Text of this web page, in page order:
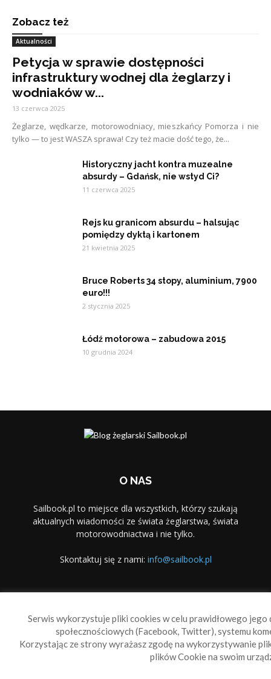
Zobacz też
Aktualności
Petycja w sprawie dostępności
infrastruktury wodnej dla żeglarzy i
wodniaków w...
13 czerwca 2025
Żeglarze, wędkarze, motorowodniacy, mieszkańcy Pomorza i nie
tylko — to jest WASZA sprawa! Czy też macie dość tego, że...
Historyczny jacht kontra muzealne
absurdy – Gdańsk, nie wstyd Ci?
11 czerwca 2025
Rejs ku granicom absurdu – halsując
pomiędzy dyktą i kartonem
21 kwietnia 2025
Bruce Roberts 34 stopy, aluminium, 7900
euro!!!
2 stycznia 2025
Łódź motorowa – zabudowa 2015
10 grudnia 2024
O NAS
Sailbook.pl to miejsce dla wszystkich, którzy szukają
aktualnych wiadomości ze świata żeglarstwa, świata
motorowodniactwa i nie tylko.
Skontaktuj się z nami: info@sailbook.pl
Serwis wykorzystuje pliki cookies w celu prawidłowego
społecznościowych (Facebook, Twitter), systemu
Korzystając ze strony wyrażasz zgodę na wykorzystywanie
plików Cookie na swoim